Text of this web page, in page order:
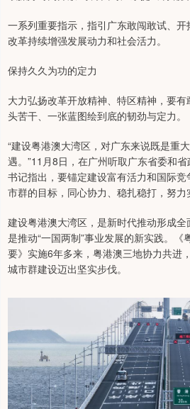
一系列重要指示，指引广东敢闯敢试、
改革持续增强发展动力和社会活力。
保持久久为功的定力
大力弘扬改革开放精神、特区精神，要
头苦干、一张蓝图绘到底的韧劲与定力。
“建设粤港澳大湾区，对广东来说既是重
遇。”11月8日，在广州听取广东省委和
书记指出，要锚定建设富有活力和国际
市群的目标，同心协力、稳扎稳打，努力
建设粤港澳大湾区，是新时代推动形成
是推动“一国两制”事业发展的新实践。《
要》实施6年多来，粤港澳三地协力共进
城市群建设迈出坚实步伐。